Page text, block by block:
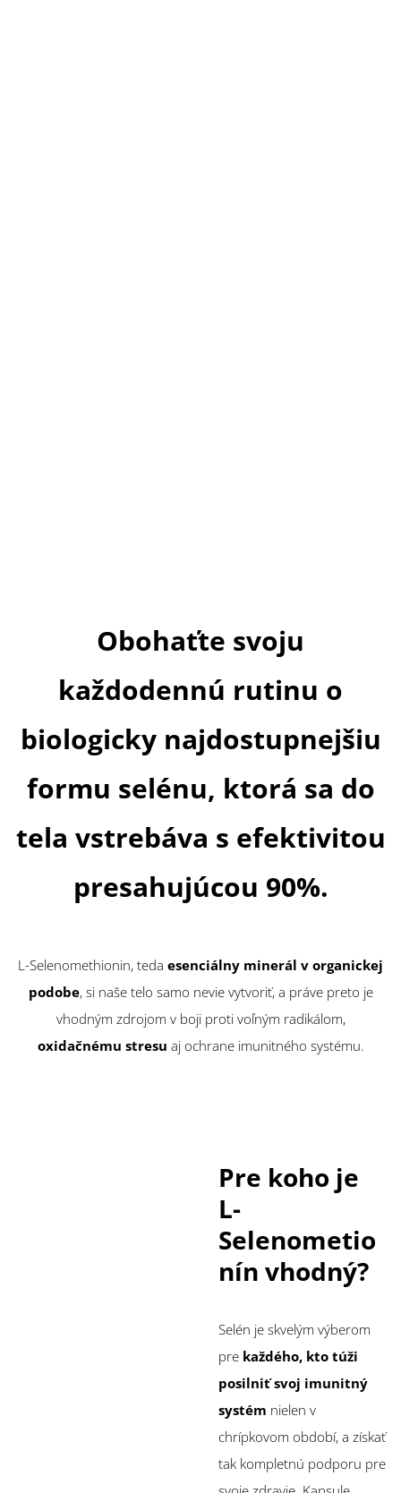
Obohaťte svoju
každodennú rutinu o
biologicky najdostupnejšiu
formu selénu, ktorá sa do
tela vstrebáva s efektivitou
presahujúcou 90%.
L-Selenomethionin, teda esenciálny minerál v organickej
podobe, si naše telo samo nevie vytvoriť, a práve preto je
vhodným zdrojom v boji proti voľným radikálom,
oxidačnému stresu aj ochrane imunitného systému.
Pre koho je
L-
Selenometio
nín vhodný?
Selén je skvelým výberom
pre každého, kto túži
posilniť svoj imunitný
systém nielen v
chrípkovom období, a získať
tak kompletnú podporu pre